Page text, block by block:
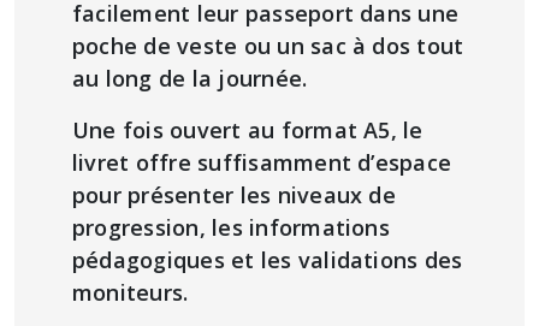
facilement leur passeport dans une
poche de veste ou un sac à dos tout
au long de la journée.
Une fois ouvert au format A5, le
livret offre suffisamment d’espace
pour présenter les niveaux de
progression, les informations
pédagogiques et les validations des
moniteurs.